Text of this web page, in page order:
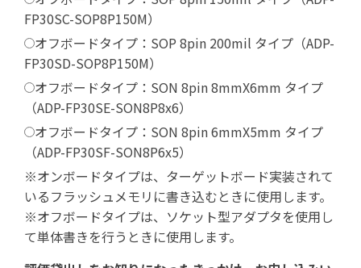
FP30SC-SOP8P150M）
オフボードタイプ：SOP 8pin 200mil タイプ（ADP-
FP30SD-SOP8P150M）
オフボードタイプ：SON 8pin 8mmX6mm タイプ
（ADP-FP30SE-SON8P8x6）
オフボードタイプ：SON 8pin 6mmX5mm タイプ
（ADP-FP30SF-SON8P6x5）
※オンボードタイプは、ターゲットボード実装されて
いるフラッシュメモリに書き込むときに使用します。
※オフボードタイプは、ソケット型アダプタを使用し
て単体書きを行うときに使用します。